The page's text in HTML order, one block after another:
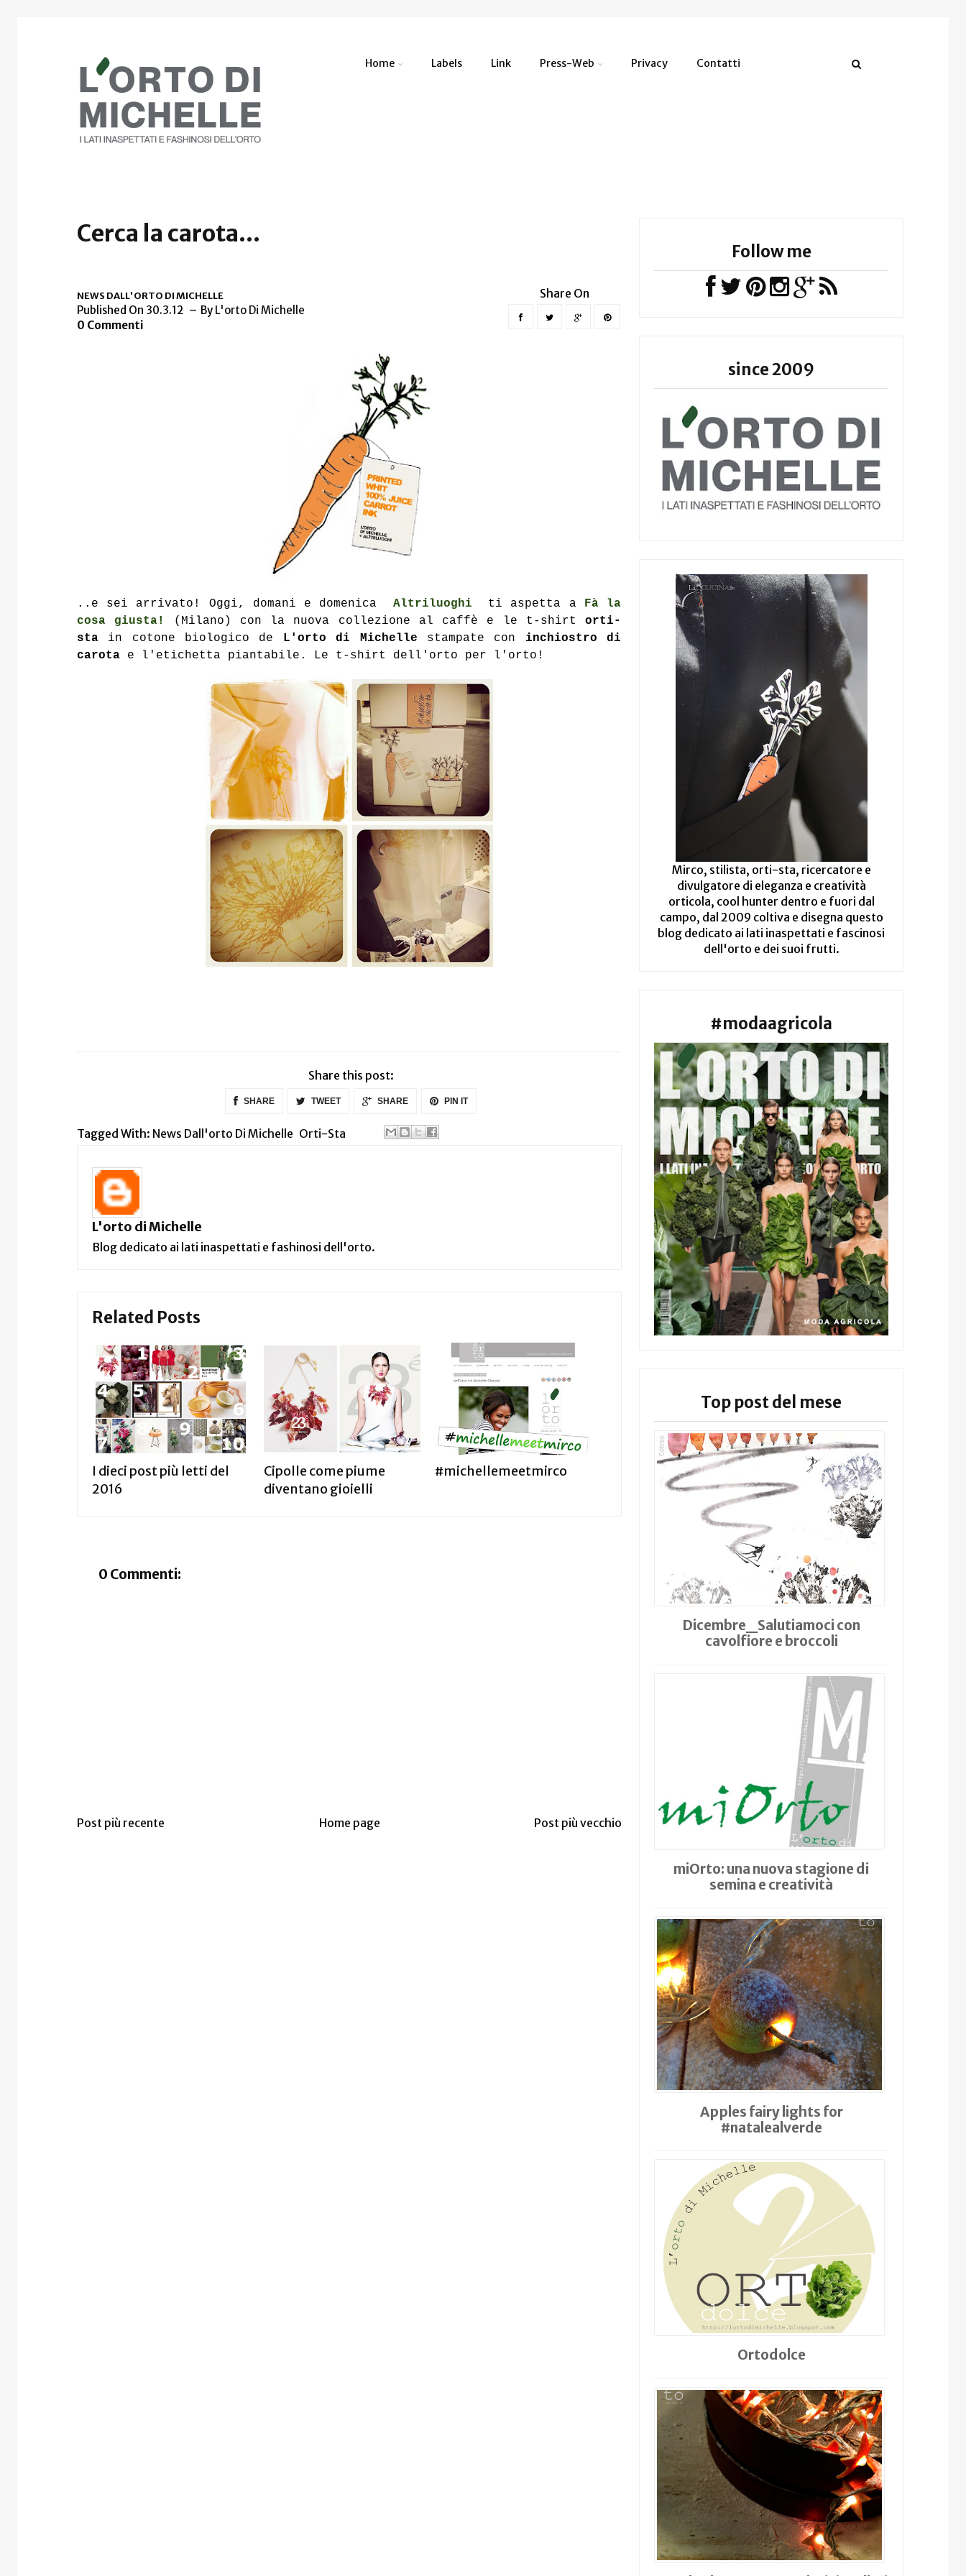
Home Labels Link Press-Web Privacy Contatti
Cerca la carota...
NEWS DALL'ORTO DI MICHELLE
Published On 30.3.12 By L'orto Di Michelle
0 Commenti
..e sei arrivato! Oggi, domani e domenica Altriluoghi ti aspetta a Fà la
cosa giusta!
(Milano) con la nuova collezione al caffè e le t-shirtorti-
sta in cotone biologico de L'orto di Michelle stampate con inchiostro di
carota e l'etichetta piantabile. Le t-shirt dell'orto per l'orto!
Share this post:
SHARE TWEET SHARE PIN IT
Tagged With: News Dall'orto Di Michelle Orti-Sta
L'orto di Michelle
Blog dedicato ai lati inaspettati e fashinosi dell'orto.
Related Posts
I dieci post più letti del
2016
Cipolle come piume
diventano gioielli
#michellemeetmirco
0 Commenti:
Post più recente Home page Post più vecchio
Follow me
since 2009
Mirco, stilista, orti-sta, ricercatore e
divulgatore di eleganza e creatività
orticola, cool hunter dentro e fuori dal
campo, dal 2009 coltiva e disegna questo
blog dedicato ai lati inaspettati e fascinosi
dell'orto e dei suoi frutti.
#modaagricola
Top post del mese
Dicembre_Salutiamoci con
cavolfiore e broccoli
miOrto: una nuova stagione di
semina e creatività
Apples fairy lights for
#natalealverde
Ortodolce